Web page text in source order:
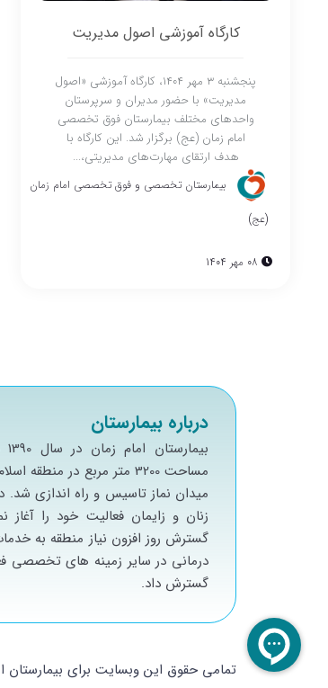
کارگاه آموزشی اصول مدیریت
پنجشنبه ۳ مهر ۱۴۰۴، کارگاه آموزشی «اصول
مدیریت» با حضور مدیران و سرپرستان
واحدهای مختلف بیمارستان فوق تخصصی
امام زمان (عج) برگزار شد. این کارگاه با
هدف ارتقای مهارت‌های مدیریتی،...
بیمارستان تخصصی و فوق تخصصی امام زمان
(عج)
درباره بیمارستان
مساحت 3200 متر مربع در منطقه
ميدان نماز تاسيس و راه اندازي شد.
زنان و زايمان فعاليت خود را
گسترش روز افزون نياز منطقه به
درماني در ساير زمينه هاي تخصصي
گسترش داد.
تمامی حقوق این وبسایت برای